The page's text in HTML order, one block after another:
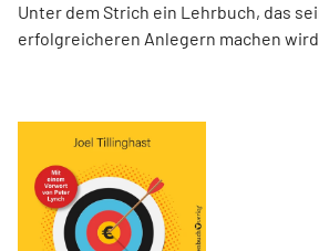
Unter dem Strich ein Lehrbuch, das
erfolgreicheren Anlegern machen wird.